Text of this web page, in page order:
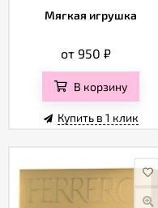
Мягкая игрушка
от 950₽
В корзину
Купить в 1 клик